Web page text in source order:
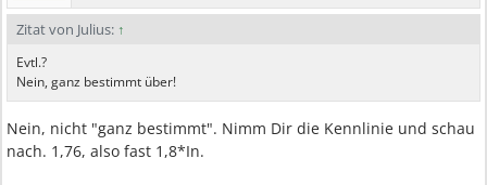
Zitat von Julius: ↑
Evtl.?
Nein, ganz bestimmt über!
Nein, nicht "ganz bestimmt". Nimm Dir die Kennlinie und schau
nach. 1,76, also fast 1,8*In.